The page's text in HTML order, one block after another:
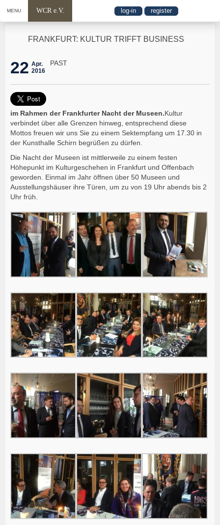
MENU WCR e.V. log-in register
FRANKFURT: KULTUR TRIFFT BUSINESS
22 Apr.
2016
PAST
im Rahmen der Frankfurter Nacht der Museen.Kultur
verbindet über alle Grenzen hinweg, entsprechend diese
Mottos freuen wir uns Sie zu einem Sektempfang um 17.30 in
der Kunsthalle Schirn begrüßen zu dürfen.
Die Nacht der Museen ist mittlerweile zu einem festen
Höhepunkt im Kulturgeschehen in Frankfurt und Offenbach
geworden. Einmal im Jahr öffnen über 50 Museen und
Ausstellungshäuser ihre Türen, um zu von 19 Uhr abends bis 2
Uhr früh.